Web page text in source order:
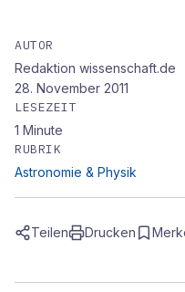
"Neugier" auf
AUTOR
Redaktion wissenschaft.de
28. November 2011
LESEZEIT
1 Minute
RUBRIK
Astronomie & Physik
Teilen Drucken